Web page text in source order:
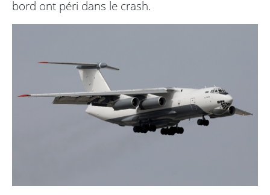
bord ont péri dans le crash.